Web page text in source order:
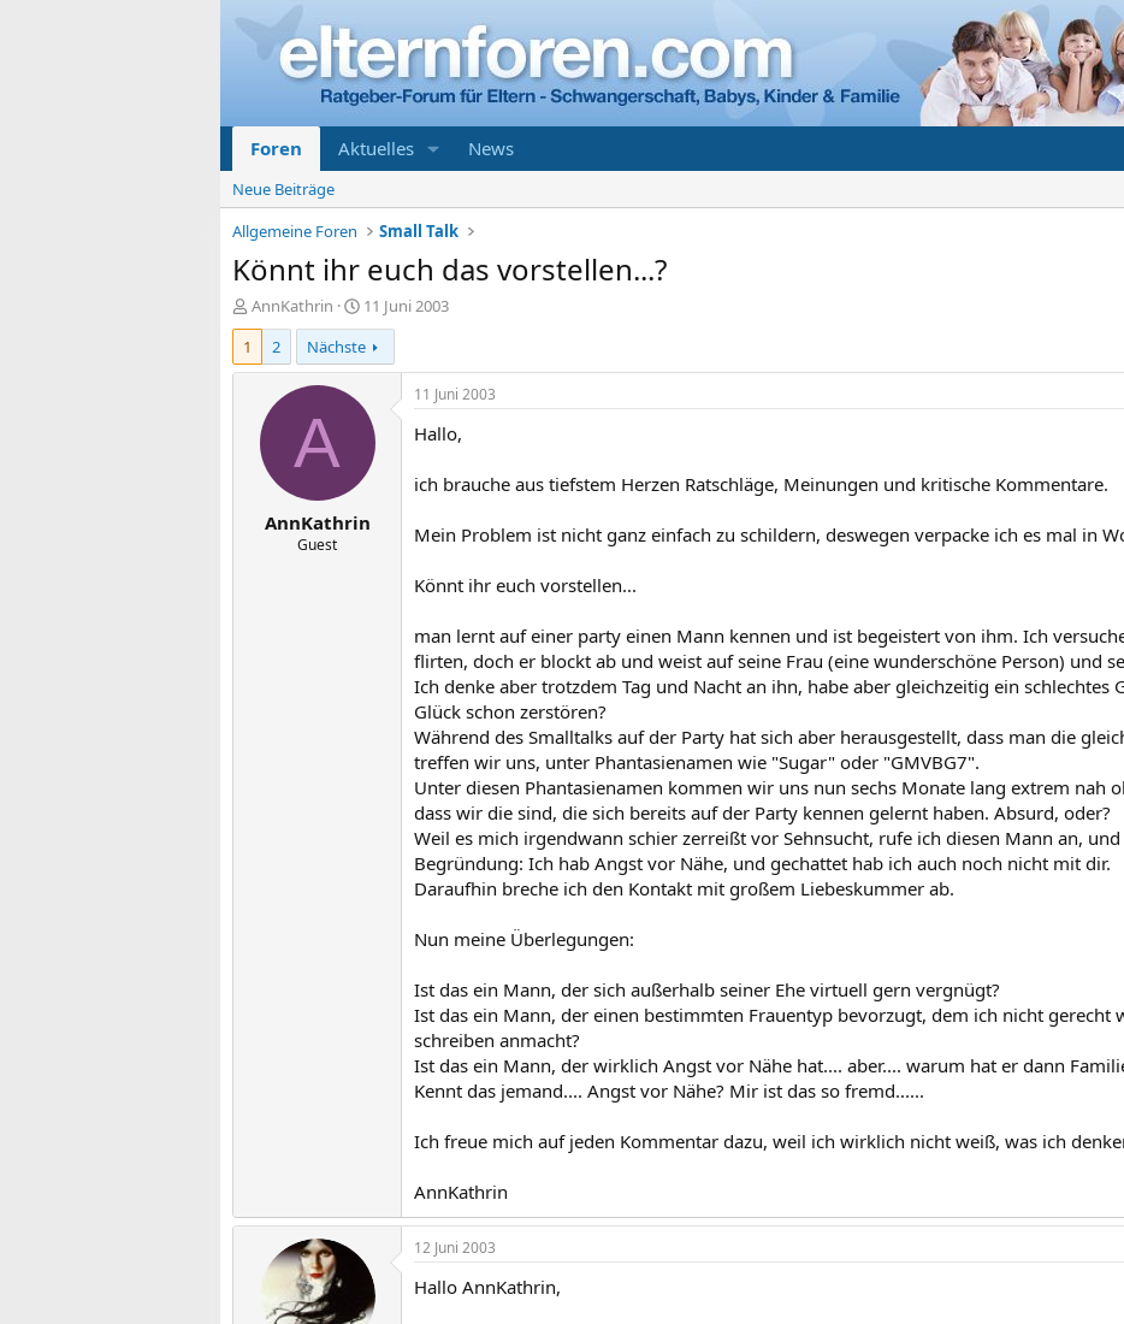
Foren Aktuelles News
Neue Beiträge
Allgemeine Foren
Small Talk
Könnt ihr euch das vorstellen...?
E
r
t
AnnKathrin
E
r
s
t
l
a
11 Juni 2003
1
2 Nächste
A
AnnKathrin
Guest
11 Juni 2003
Hallo,
ich brauche aus tiefstem Herzen Ratschläge, Meinungen und kritische Kommentare.
Mein Problem ist nicht ganz einfach zu schildern, deswegen verpacke ich es mal in
Könnt ihr euch vorstellen...
man lernt auf einer party einen Mann kennen und ist begeistert von ihm. Ich
flirten, doch er blockt ab und weist auf seine Frau (eine wunderschöne Person) und
Ich denke aber trotzdem Tag und Nacht an ihn, habe aber gleichzeitig ein schlechtes
Glück schon zerstören?
Während des Smalltalks auf der Party hat sich aber herausgestellt, dass man die
treffen wir uns, unter Phantasienamen wie "Sugar" oder "GMVBG7".
Unter diesen Phantasienamen kommen wir uns nun sechs Monate lang extrem nah
dass wir die sind, die sich bereits auf der Party kennen gelernt haben. Absurd, oder?
Weil es mich irgendwann schier zerreißt vor Sehnsucht, rufe ich diesen Mann an,
Begründung: Ich hab Angst vor Nähe, und gechattet hab ich auch noch nicht mit dir.
Daraufhin breche ich den Kontakt mit großem Liebeskummer ab.
Nun meine Überlegungen:
Ist das ein Mann, der sich außerhalb seiner Ehe virtuell gern vergnügt?
Ist das ein Mann, der einen bestimmten Frauentyp bevorzugt, dem ich nicht gerecht
schreiben anmacht?
Ist das ein Mann, der wirklich Angst vor Nähe hat.... aber.... warum hat er dann
Kennt das jemand.... Angst vor Nähe? Mir ist das so fremd......
Ich freue mich auf jeden Kommentar dazu, weil ich wirklich nicht weiß, was ich
AnnKathrin
12 Juni 2003
Hallo AnnKathrin,